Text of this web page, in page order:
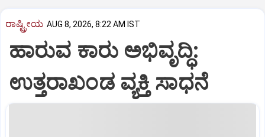
ರಾಷ್ಟ್ರೀಯ AUG 8, 2026, 8:22 AM IST
ಹಾರುವ ಕಾರು ಅಭಿವೃದ್ಧಿ:
ಉತ್ತರಾಖಂಡ ವ್ಯಕ್ತಿ ಸಾಧನೆ